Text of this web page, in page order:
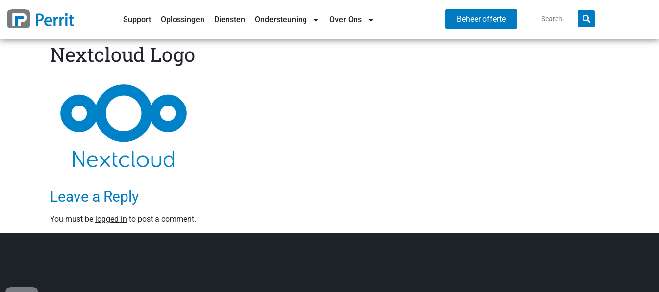
Support Oplossingen Diensten Ondersteuning Over Ons Beheer offerte
Nextcloud Logo
Leave a Reply
You must be logged in to post a comment.